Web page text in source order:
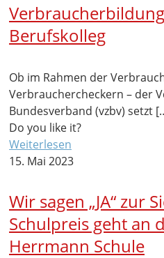
Berufskolleg
Ob im Rahmen der
Verbrauchercheckern – der
Bundesverband (vzbv) setzt
Do you like it?
Weiterlesen
15. Mai 2023
Wir sagen „JA“ zur
Schulpreis geht an
Herrmann Schule